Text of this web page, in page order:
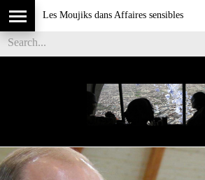
Les Moujiks dans Affaires sensibles